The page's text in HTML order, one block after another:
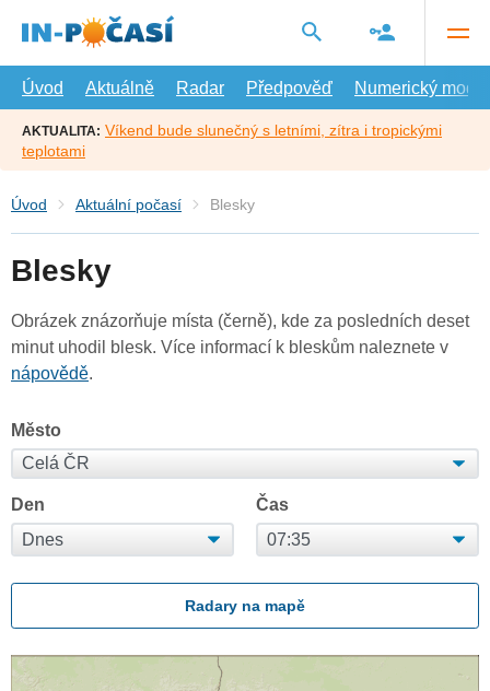
hlavní
Úvod
Aktuálně Radar Předpověď Numerický model
AKTUALITA: Víkend bude slunečný s letními, zítra i tropickými
teplotami
Úvod Aktuální počasí Blesky
Blesky
Obrázek znázorňuje místa (černě), kde za posledních deset
minut uhodil blesk. Více informací k bleskům naleznete v
nápovědě.
Město
Den Čas
Radary na mapě